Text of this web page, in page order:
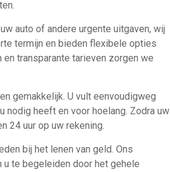
auto of andere urgente uitgaven, wij
termijn en bieden flexibele opties
transparante tarieven zorgen we
gemakkelijk. U vult eenvoudigweg
nodig heeft en voor hoelang. Zodra uw
24 uur op uw rekening.
bij het lenen van geld. Ons
te begeleiden door het gehele